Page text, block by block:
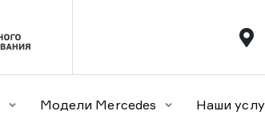
Модели Mercedes Наши